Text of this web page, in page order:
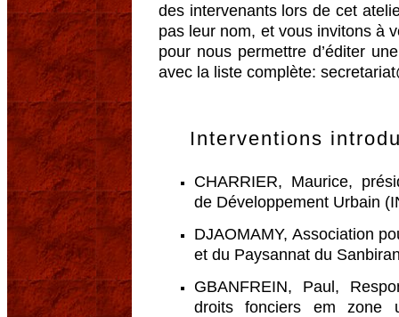
des intervenants lors de cet
pas leur nom, et vous invitons à
pour nous permettre d’éditer
avec la liste complète:
Interventions
CHARRIER, Maurice,
de Développement Urbain
DJAOMAMY, Association
et du Paysannat du
GBANFREIN, Paul,
droits fonciers em zone